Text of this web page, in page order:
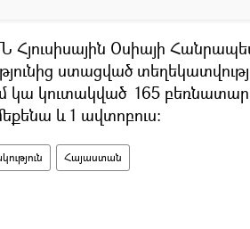
Հյուսիսային Օսիայի
ստացված
կա կուտակված 165
և 1 ավտոբուս:
Հայաստան